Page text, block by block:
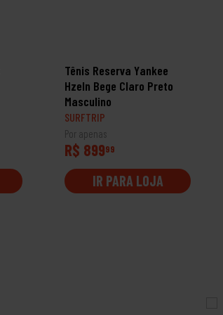
Tênis Reserva Yankee
Hzeln Bege Claro Preto
Masculino
SURFTRIP
Por apenas
R$ 89999
IR PARA LOJA